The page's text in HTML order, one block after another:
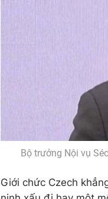
Bộ trưởng Nội vụ
Giới chức Czech